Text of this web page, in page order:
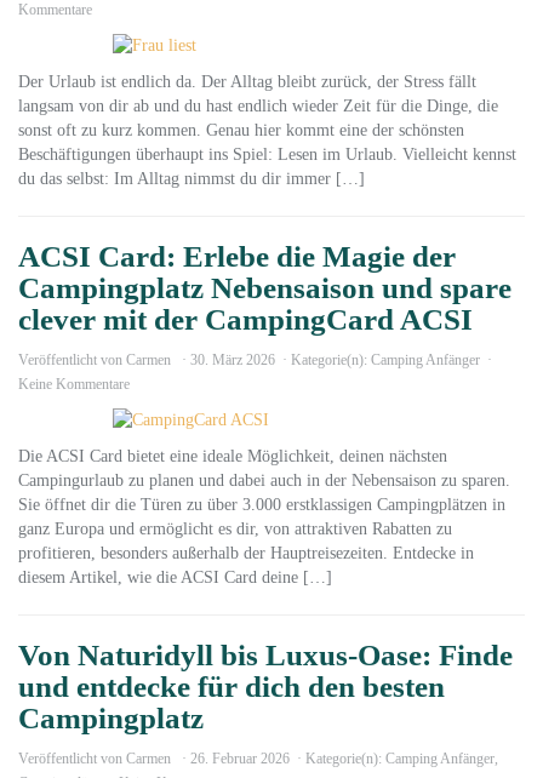
Kommentare
Der Urlaub ist endlich da. Der Alltag bleibt zurück, der Stress fällt
langsam von dir ab und du hast endlich wieder Zeit für die Dinge, die
sonst oft zu kurz kommen. Genau hier kommt eine der schönsten
Beschäftigungen überhaupt ins Spiel: Lesen im Urlaub. Vielleicht kennst
du das selbst: Im Alltag nimmst du dir immer […]
ACSI Card: Erlebe die Magie der
Campingplatz Nebensaison und spare
clever mit der CampingCard ACSI
Veröffentlicht von Carmen 30. März 2026 Kategorie(n): Camping Anfänger
Keine Kommentare
Die ACSI Card bietet eine ideale Möglichkeit, deinen nächsten
Campingurlaub zu planen und dabei auch in der Nebensaison zu sparen.
Sie öffnet dir die Türen zu über 3.000 erstklassigen Campingplätzen in
ganz Europa und ermöglicht es dir, von attraktiven Rabatten zu
profitieren, besonders außerhalb der Hauptreisezeiten. Entdecke in
diesem Artikel, wie die ACSI Card deine […]
Von Naturidyll bis Luxus-Oase: Finde
und entdecke für dich den besten
Campingplatz
Veröffentlicht von Carmen 26. Februar 2026 Kategorie(n): Camping Anfänger,